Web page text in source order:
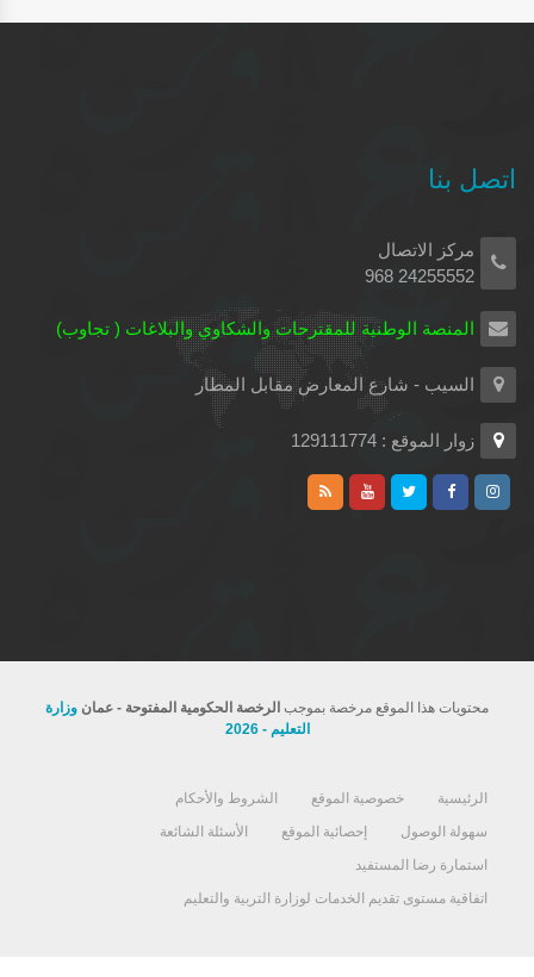
اتصل بنا
مركز الاتصال
24255552 968
المنصة الوطنية للمقترحات والشكاوي والبلاغات ( تجاوب)
السيب - شارع المعارض مقابل المطار
زوار الموقع : 129111774
محتويات هذا الموقع مرخصة بموجب الرخصة الحكومية المفتوحة - عمان وزارة
التعليم - 2026
الرئيسية خصوصية الموقع
الشروط والأحكام
سهولة الوصول
إحصائية الموقع
الأسئلة الشائعة
استمارة رضا المستفيد
اتفاقية مستوى تقديم الخدمات لوزارة التربية والتعليم